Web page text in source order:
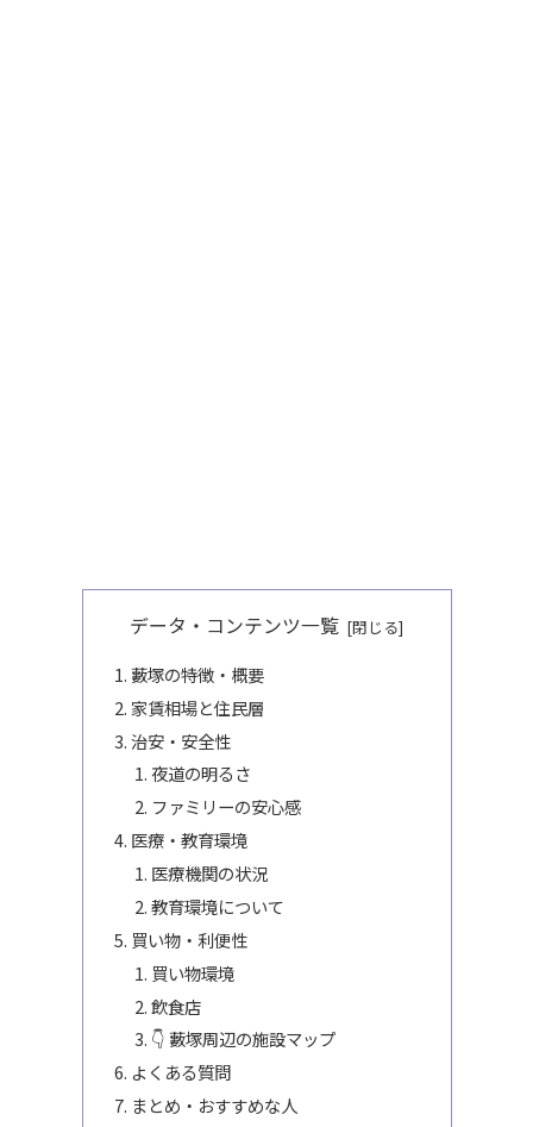
データ・コンテンツ一覧
藪塚の特徴・概要
家賃相場と住民層
治安・安全性
夜道の明るさ
ファミリーの安心感
医療・教育環境
医療機関の状況
教育環境について
買い物・利便性
買い物環境
飲食店
👇 藪塚周辺の施設マップ
よくある質問
まとめ・おすすめな人